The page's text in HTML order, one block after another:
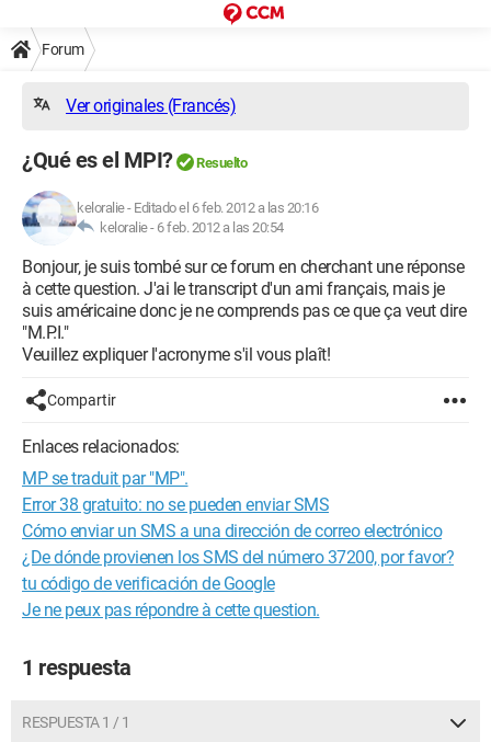
Forum
Ver originales (Francés)
¿Qué es el MPI? Resuelto
keloralie- Editado el 6 feb. 2012 a las 20:16
keloralie - 6 feb. 2012 a las 20:54
Bonjour, je suis tombé sur ce forum en cherchant une réponse
à cette question. J'ai le transcript d'un ami français, mais je
suis américaine donc je ne comprends pas ce que ça veut dire
"M.P.I."
Veuillez expliquer l'acronyme s'il vous plaît!
Compartir
Enlaces relacionados:
MP se traduit par "MP".
Error 38 gratuito: no se pueden enviar SMS
Cómo enviar un SMS a una dirección de correo electrónico
¿De dónde provienen los SMS del número 37200, por favor?
tu código de verificación de Google
Je ne peux pas répondre à cette question.
1 respuesta
RESPUESTA 1 / 1